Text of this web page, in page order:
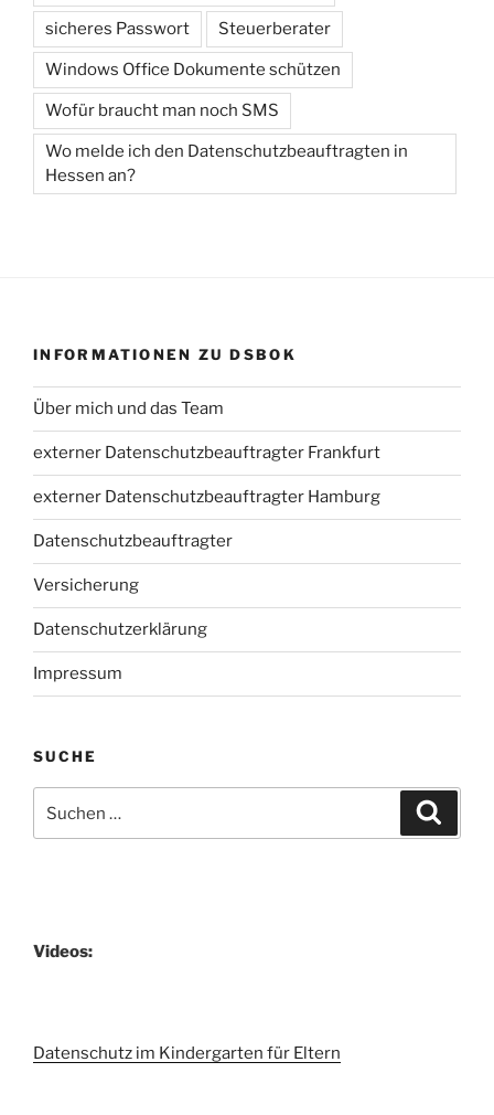
sicheres Passwort Steuerberater
Windows Office Dokumente schützen
Wofür braucht man noch SMS
Wo melde ich den Datenschutzbeauftragten in
Hessen an?
INFORMATIONEN ZU DSBOK
Über mich und das Team
externer Datenschutzbeauftragter Frankfurt
externer Datenschutzbeauftragter Hamburg
Datenschutzbeauftragter
Versicherung
Datenschutzerklärung
Impressum
SUCHE
nach:
Videos:
Datenschutz im Kindergarten für Eltern